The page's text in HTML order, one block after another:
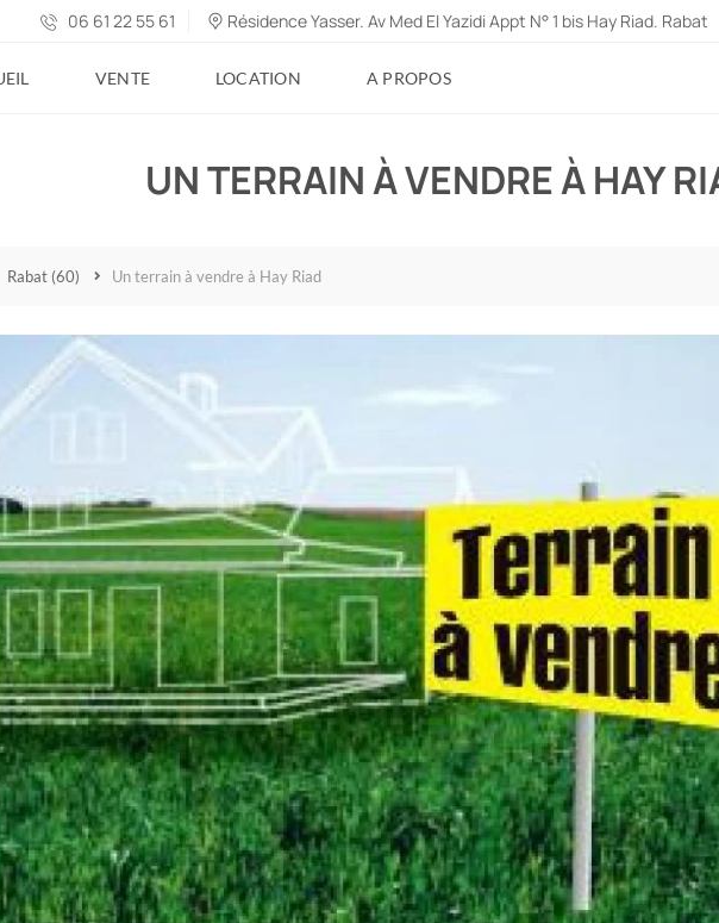
06 61 22 55 61 Résidence Yasser. Av Med El Yazidi Appt N° 1 bis Hay Riad. Rabat
VENTE LOCATION A PROPOS
UN TERRAIN À VENDRE À HAY
Rabat (60) Un terrain à vendre à Hay Riad